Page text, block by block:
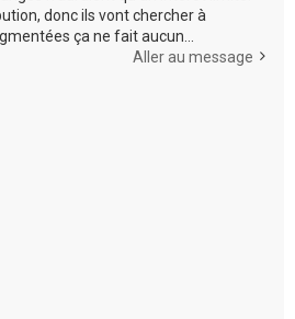
donc ils vont chercher à
ça ne fait aucun...
Aller au message